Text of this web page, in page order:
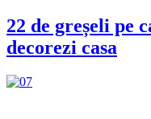
22 de greșeli pe
decorezi casa